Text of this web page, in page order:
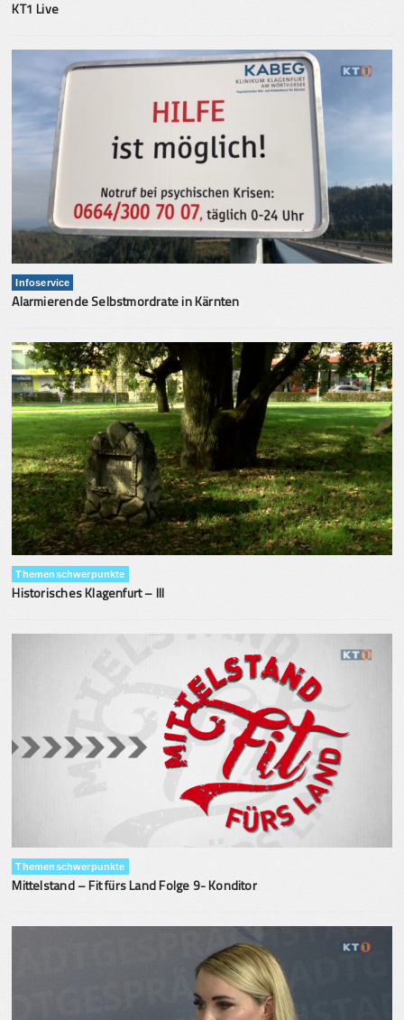
KT1 Live
Infoservice
Alarmierende Selbstmordrate in Kärnten
Themenschwerpunkte
Historisches Klagenfurt – III
Themenschwerpunkte
Mittelstand – Fit fürs Land Folge 9- Konditor